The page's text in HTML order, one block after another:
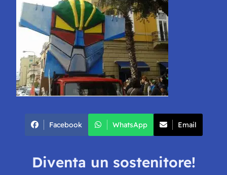
Facebook WhatsApp Email
Diventa un sostenitore!